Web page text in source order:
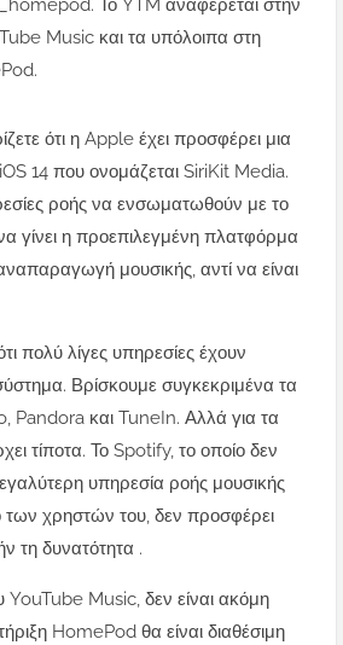
Το YTM αναφέρεται στην
Music και τα υπόλοιπα στη
ότι η Apple έχει προσφέρει μια
14 που ονομάζεται SiriKit Media.
ροής να ενσωματωθούν με το
γίνει η προεπιλεγμένη πλατφόρμα
μουσικής, αντί να είναι
πολύ λίγες υπηρεσίες έχουν
Βρίσκουμε συγκεκριμένα τα
Pandora και TuneIn. Αλλά για τα
τίποτα. Το Spotify, το οποίο δεν
υπηρεσία ροής μουσικής
των χρηστών του, δεν προσφέρει
τη δυνατότητα .
YouTube Music, δεν είναι ακόμη
HomePod θα είναι διαθέσιμη